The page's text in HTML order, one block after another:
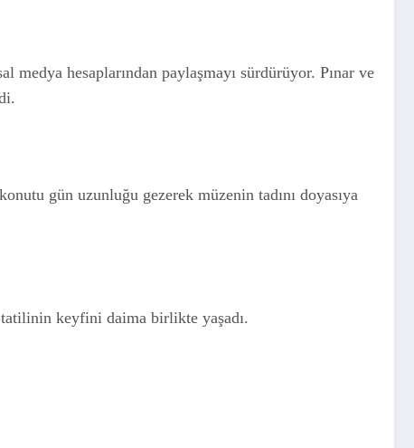
hesaplarından paylaşmayı sürdürüyor. Pınar ve
gün uzunluğu gezerek müzenin tadını doyasıya
keyfini daima birlikte yaşadı.